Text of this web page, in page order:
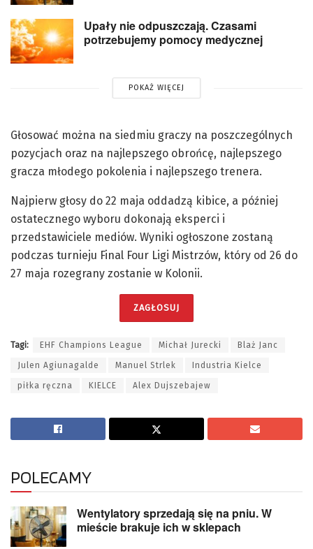
Upały nie odpuszczają. Czasami
potrzebujemy pomocy medycznej
POKAŻ WIĘCEJ
Głosować można na siedmiu graczy na poszczególnych
pozycjach oraz na najlepszego obrońcę, najlepszego
gracza młodego pokolenia i najlepszego trenera.
Najpierw głosy do 22 maja oddadzą kibice, a później
ostatecznego wyboru dokonają eksperci i
przedstawiciele mediów. Wyniki ogłoszone zostaną
podczas turnieju Final Four Ligi Mistrzów, który od 26 do
27 maja rozegrany zostanie w Kolonii.
ZAGŁOSUJ
Tagi: EHF Champions League Michał Jurecki Blaż Janc
Julen Agiunagalde Manuel Strlek Industria Kielce
piłka ręczna KIELCE Alex Dujszebajew
POLECAMY
Wentylatory sprzedają się na pniu. W
mieście brakuje ich w sklepach